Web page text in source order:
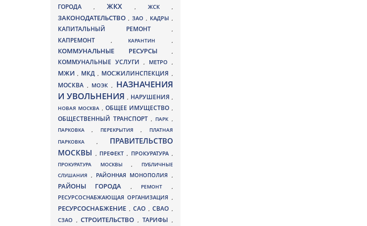
ГОРОДА
, ЖКХ , ЖСК ,
ЗАКОНОДАТЕЛЬСТВО , ЗАО , КАДРЫ ,
КАПИТАЛЬНЫЙ РЕМОНТ ,
КАПРЕМОНТ , КАРАНТИН ,
КОММУНАЛЬНЫЕ РЕСУРСЫ ,
КОММУНАЛЬНЫЕ УСЛУГИ , МЕТРО ,
МЖИ, МКД , МОСЖИЛИНСПЕКЦИЯ ,
МОСКВА , МОЭК ,
НАЗНАЧЕНИЯ
И УВОЛЬНЕНИЯ , НАРУШЕНИЯ ,
НОВАЯ МОСКВА , ОБЩЕЕ ИМУЩЕСТВО ,
ОБЩЕСТВЕННЫЙ ТРАНСПОРТ, ПАРК ,
ПАРКОВКА, ПЕРЕКРЫТИЯ,
ПЛАТНАЯ
ПАРКОВКА ,
ПРАВИТЕЛЬСТВО
МОСКВЫ , ПРЕФЕКТ, ПРОКУРАТУРА ,
ПРОКУРАТУРА МОСКВЫ ,
ПУБЛИЧНЫЕ
СЛУШАНИЯ, РАЙОННАЯ МОНОПОЛИЯ ,
РАЙОНЫ ГОРОДА , РЕМОНТ ,
РЕСУРСОСНАБЖАЮЩАЯ ОРГАНИЗАЦИЯ ,
РЕСУРСОСНАБЖЕНИЕ , САО , СВАО ,
СЗАО ,СТРОИТЕЛЬСТВО, ТАРИФЫ ,